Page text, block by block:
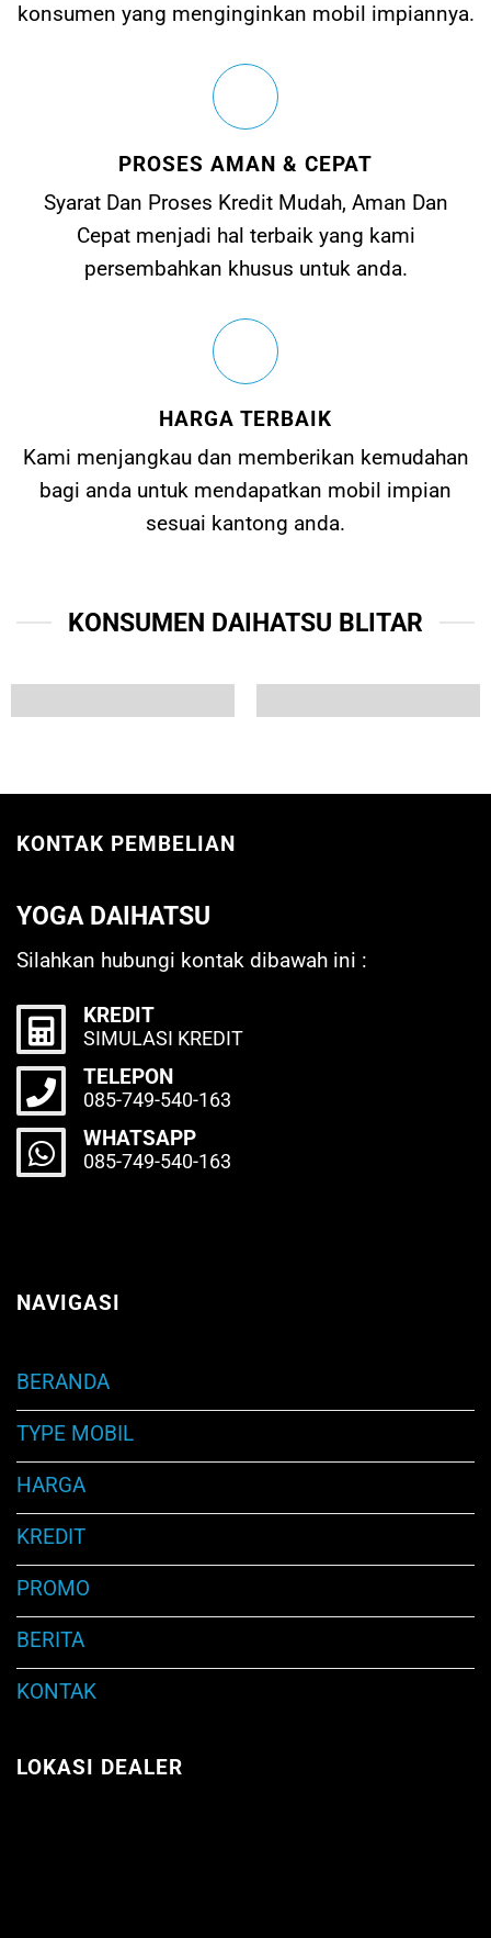
konsumen yang menginginkan mobil impiannya.
PROSES AMAN & CEPAT
Syarat Dan Proses Kredit Mudah, Aman Dan
Cepat menjadi hal terbaik yang kami
persembahkan khusus untuk anda.
HARGA TERBAIK
Kami menjangkau dan memberikan kemudahan
bagi anda untuk mendapatkan mobil impian
sesuai kantong anda.
KONSUMEN DAIHATSU BLITAR
KONTAK PEMBELIAN
YOGA DAIHATSU
Silahkan hubungi kontak dibawah ini :
KREDIT
SIMULASI KREDIT
TELEPON
085-749-540-163
WHATSAPP
085-749-540-163
NAVIGASI
BERANDA
TYPE MOBIL
HARGA
KREDIT
PROMO
BERITA
KONTAK
LOKASI DEALER